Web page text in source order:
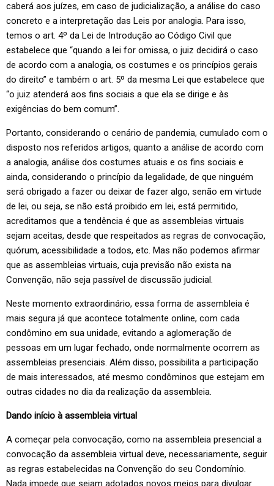
caberá aos juízes, em caso de judicialização, a análise do caso
concreto e a interpretação das Leis por analogia. Para isso,
temos o art. 4º da Lei de Introdução ao Código Civil que
estabelece que “quando a lei for omissa, o juiz decidirá o caso
de acordo com a analogia, os costumes e os princípios gerais
do direito” e também o art. 5º da mesma Lei que estabelece que
“o juiz atenderá aos fins sociais a que ela se dirige e às
exigências do bem comum”.
Portanto, considerando o cenário de pandemia, cumulado com o
disposto nos referidos artigos, quanto a análise de acordo com
a analogia, análise dos costumes atuais e os fins sociais e
ainda, considerando o princípio da legalidade, de que ninguém
será obrigado a fazer ou deixar de fazer algo, senão em virtude
de lei, ou seja, se não está proibido em lei, está permitido,
acreditamos que a tendência é que as assembleias virtuais
sejam aceitas, desde que respeitados as regras de convocação,
quórum, acessibilidade a todos, etc. Mas não podemos afirmar
que as assembleias virtuais, cuja previsão não exista na
Convenção, não seja passível de discussão judicial.
Neste momento extraordinário, essa forma de assembleia é
mais segura já que acontece totalmente online, com cada
condômino em sua unidade, evitando a aglomeração de
pessoas em um lugar fechado, onde normalmente ocorrem as
assembleias presenciais. Além disso, possibilita a participação
de mais interessados, até mesmo condôminos que estejam em
outras cidades no dia da realização da assembleia.
Dando início à assembleia virtual
A começar pela convocação, como na assembleia presencial a
convocação da assembleia virtual deve, necessariamente, seguir
as regras estabelecidas na Convenção do seu Condomínio.
Nada impede que sejam adotados novos meios para divulgar